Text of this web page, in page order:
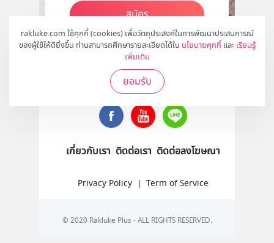
rakluke.com ใช้คุกกี้ (cookies) เพื่อวัตถุประสงค์ในการพัฒนาประสบการณ์
ของผู้ใช้ให้ดียิ่งขึ้น ท่านสามารถศึกษารายละเอียดได้ใน นโยบายคุกกี้ และ เรียนรู้
เพิ่มเติม
ยอมรับ
สมัคร
ติดตามเราได้ที่
เกี่ยวกับเรา ติดต่อเรา ติดต่อลงโฆษณา
Privacy Policy | Term of Service
© 2020 Rakluke Plus - ALL RIGHTS RESERVED.